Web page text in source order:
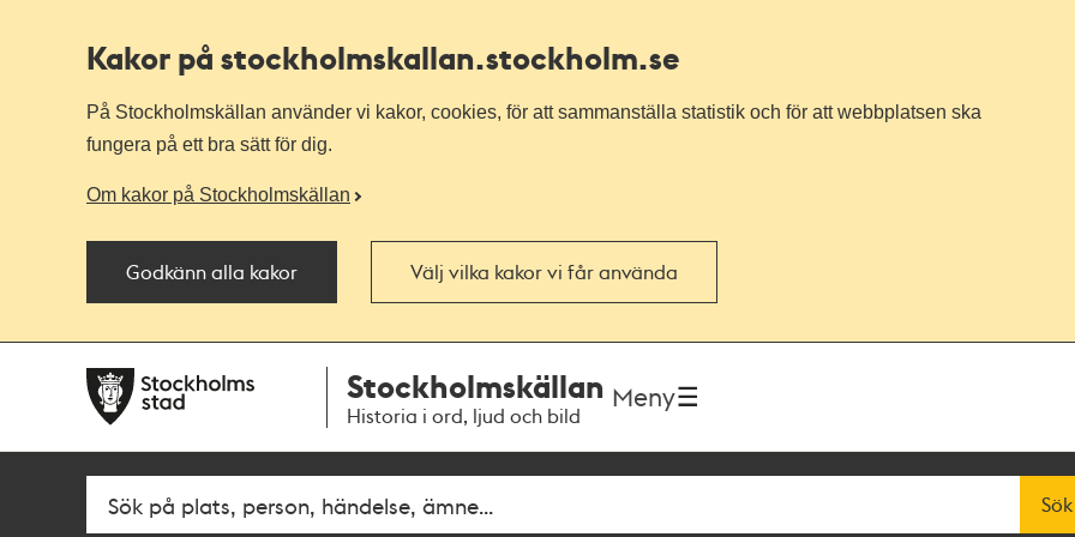
Kakor på stockholmskallan.stockholm.se
På Stockholmskällan använder vi kakor, cookies, för att sammanställa statistik och för att webbplatsen ska
fungera på ett bra sätt för dig.
Om kakor på Stockholmskällan
Godkänn alla kakor Välj vilka kakor vi får använda
navigationen
huvudinnehållet
Stockholmskällan
Historia i ord, ljud och bild
Meny
Fritextsök Sök